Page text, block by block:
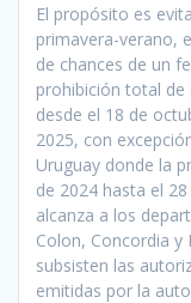
El propósito es
primavera-verano,
de chances de un
prohibición total de
desde el 18 de
2025, con
Uruguay donde la
de 2024 hasta el
alcanza a los
Colon, Concordia y
subsisten las
emitidas por la